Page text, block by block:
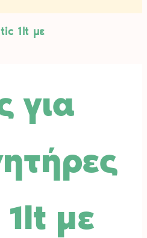
1lt με
για
με